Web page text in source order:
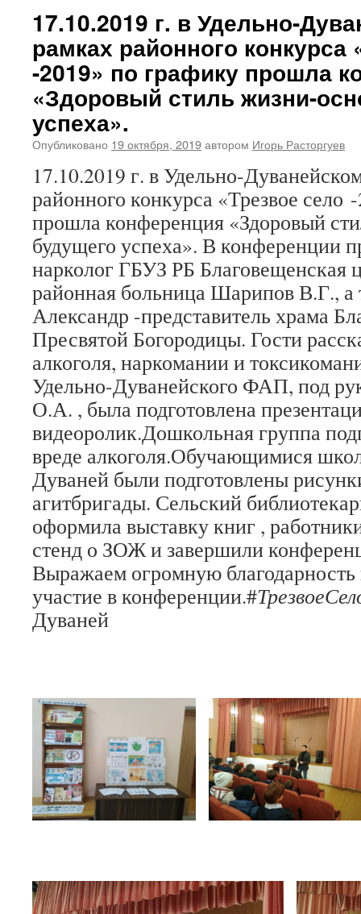
17.10.2019 г. в Удельно-
рамках районного конкурса
-2019» по графику прошла
«Здоровый стиль жизни-
успеха».
Опубликовано 19 октября, 2019автором Игорь Расторгуев
17.10.2019 г. в Удельно-
районного конкурса «Трезвое село
прошла конференция «Здоровый
будущего успеха». В конференции
нарколог ГБУЗ РБ Благовещенская
районная больница Шарипов В.Г., а
Александр -представитель храма
Пресвятой Богородицы. Гости
алкоголя, наркомании и
Удельно-Дуванейского ФАП, под
О.А. , была подготовлена
видеоролик.Дошкольная группа
вреде алкоголя.Обучающимися
Дуваней были подготовлены
агитбригады. Сельский
оформила выставку книг ,
стенд о ЗОЖ и завершили
Выражаем огромную
участие в конференции.#
Дуваней